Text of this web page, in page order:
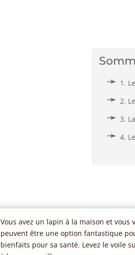
1.
2.
3.
4.
Vous avez un lapin à la maison et
peuvent être une option fantastique
bienfaits pour sa santé. Levez le voile